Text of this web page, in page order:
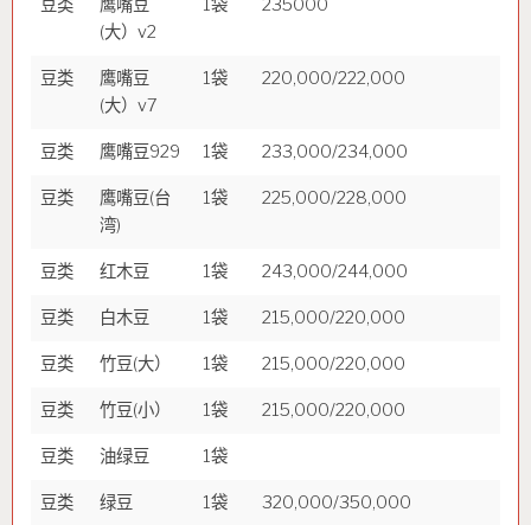
豆类
鹰嘴豆
(大）v2
1袋 235000
豆类
鹰嘴豆
(大）v7
1袋 220,000/222,000
豆类 鹰嘴豆929 1袋 233,000/234,000
豆类
鹰嘴豆(台
湾)
1袋 225,000/228,000
豆类 红木豆 1袋 243,000/244,000
豆类 白木豆 1袋 215,000/220,000
豆类 竹豆(大） 1袋 215,000/220,000
豆类 竹豆(小） 1袋 215,000/220,000
豆类 油绿豆 1袋
豆类 绿豆 1袋
320,000/350,000